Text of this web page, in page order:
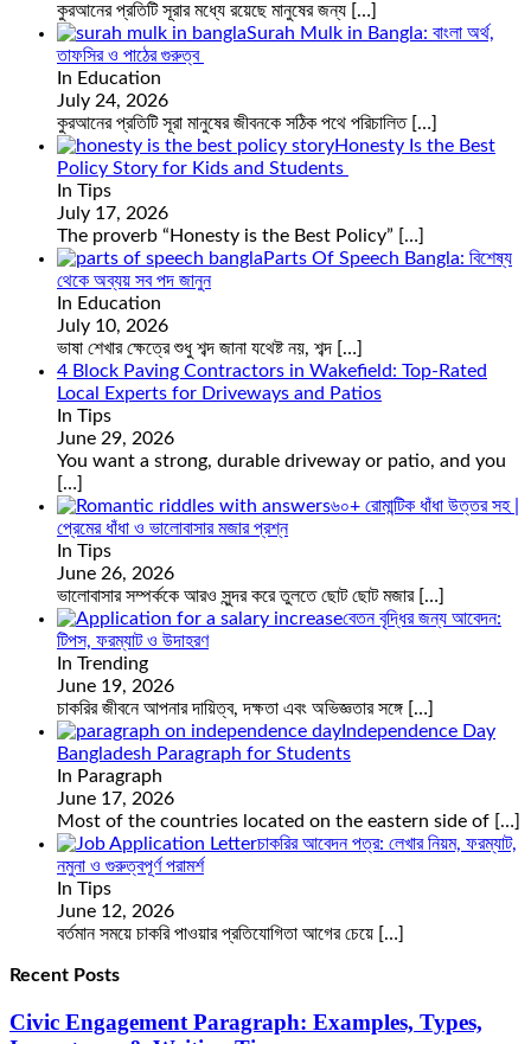
কুরআনের প্রতিটি সূরার মধ্যে রয়েছে মানুষের জন্য […]
Surah Mulk in Bangla: বাংলা অর্থ,
তাফসির ও পাঠের গুরুত্ব
In Education
July 24, 2026
কুরআনের প্রতিটি সূরা মানুষের জীবনকে সঠিক পথে পরিচালিত […]
Honesty Is the Best
Policy Story for Kids and Students
In Tips
July 17, 2026
The proverb “Honesty is the Best Policy” […]
Parts Of Speech Bangla: বিশেষ্য
থেকে অব্যয় সব পদ জানুন
In Education
July 10, 2026
ভাষা শেখার ক্ষেত্রে শুধু শব্দ জানা যথেষ্ট নয়, শব্দ […]
4 Block Paving Contractors in Wakefield: Top-Rated
Local Experts for Driveways and Patios
In Tips
June 29, 2026
You want a strong, durable driveway or patio, and you
[…]
৬০+ রোমান্টিক ধাঁধা উত্তর সহ |
প্রেমের ধাঁধা ও ভালোবাসার মজার প্রশ্ন
In Tips
June 26, 2026
ভালোবাসার সম্পর্ককে আরও সুন্দর করে তুলতে ছোট ছোট মজার […]
বেতন বৃদ্ধির জন্য আবেদন:
টিপস, ফরম্যাট ও উদাহরণ
In Trending
June 19, 2026
চাকরির জীবনে আপনার দায়িত্ব, দক্ষতা এবং অভিজ্ঞতার সঙ্গে […]
Independence Day
Bangladesh Paragraph for Students
In Paragraph
June 17, 2026
Most of the countries located on the eastern side of […]
চাকরির আবেদন পত্র: লেখার নিয়ম, ফরম্যাট,
নমুনা ও গুরুত্বপূর্ণ পরামর্শ
In Tips
June 12, 2026
বর্তমান সময়ে চাকরি পাওয়ার প্রতিযোগিতা আগের চেয়ে […]
Recent Posts
Civic Engagement Paragraph: Examples, Types,